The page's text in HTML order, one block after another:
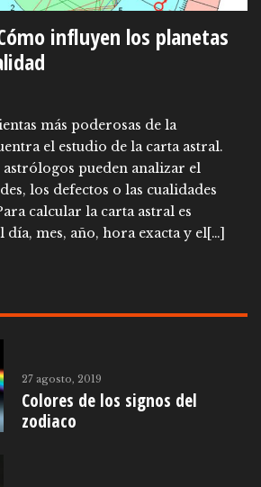
influyen los planetas
más poderosas de la
el estudio de la carta astral.
astrólogos pueden analizar el
los defectos o las cualidades
calcular la carta astral es
día, mes, año, hora exacta y el[…]
27 agosto, 2019
Colores de los signos del
zodiaco